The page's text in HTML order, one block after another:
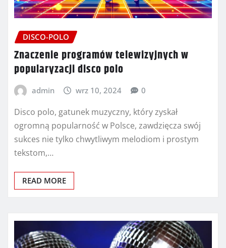
DISCO-POLO
Znaczenie programów telewizyjnych w
popularyzacji disco polo
admin wrz 10, 2024 0
Disco polo, gatunek muzyczny, który zyskał
ogromną popularność w Polsce, zawdzięcza swój
sukces nie tylko chwytliwym melodiom i prostym
tekstom,…
READ MORE